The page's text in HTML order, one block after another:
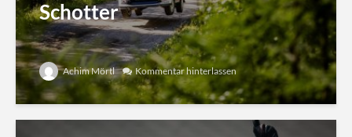
Schotter
Achim Mörtl Kommentar hinterlassen